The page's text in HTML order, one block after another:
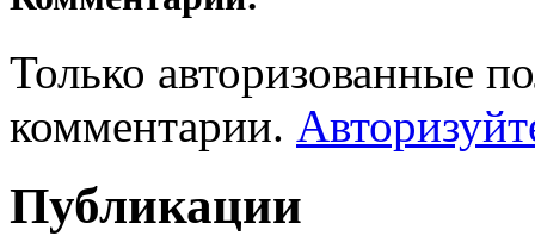
Только авторизованные
комментарии.
Публикации